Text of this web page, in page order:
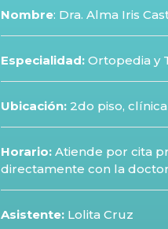
Nombre: Dra. Alma Iris
Especialidad: Ortopedia y
Ubicación: 2do piso,
Horario:Atiende por cita
directamente con la
Asistente: Lolita Cruz